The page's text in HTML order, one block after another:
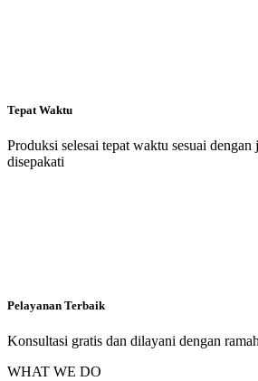
Tepat Waktu
Produksi selesai tepat waktu sesuai
disepakati
Pelayanan Terbaik
Konsultasi gratis dan dilayani dengan
WHAT WE DO